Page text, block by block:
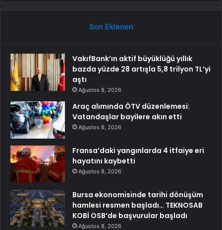
Son Eklenen
VakıfBank’ın aktif büyüklüğü yıllık
bazda yüzde 28 artışla 5,8 trilyon TL’yi
aştı
Ağustos 8, 2026
Araç alımında ÖTV düzenlemesi:
Vatandaşlar bayilere akın etti
Ağustos 8, 2026
Fransa’daki yangınlarda 4 itfaiye eri
hayatını kaybetti
Ağustos 8, 2026
Bursa ekonomisinde tarihi dönüşüm
hamlesi resmen başladı… TEKNOSAB
KOBİ OSB’de başvurular başladı
Ağustos 8, 2026